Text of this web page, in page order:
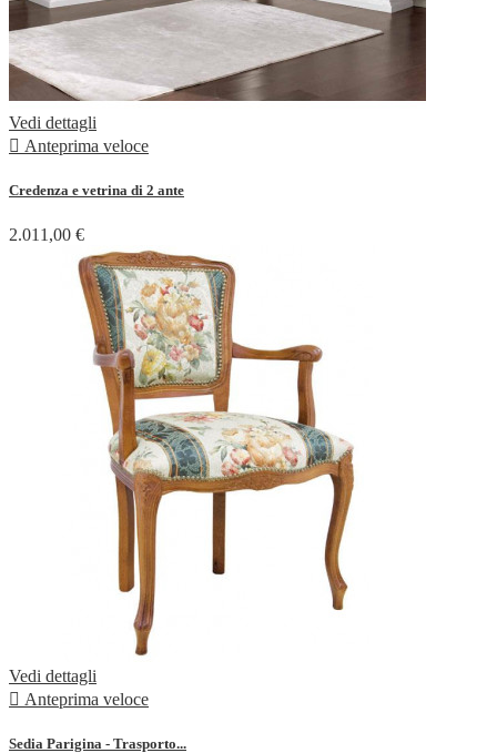
Vedi dettagli
 Anteprima veloce
Credenza e vetrina di 2 ante
2.011,00 €
Vedi dettagli
 Anteprima veloce
Sedia Parigina - Trasporto...